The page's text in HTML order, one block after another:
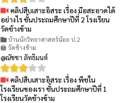
คลิปสืบเสาะอิสระ เรื่อง มือสะอาดได้
อย่างไร ชั้นประถมศึกษาปีที่ 2 โรงเรียน
วัดช้างข้าม
บ้านนักวิทยาศาสตร์น้อย ป.2
🏫 วัดช้างข้าม
@ณัชชา ลัทธิมนต์
คลิปสืบเสาะอิสระ เรื่อง พืชใน
โรงเรียนของเรา ชั้นประถมศึกษาปีที่ 1
โรงเรียนวัดช้างข้าม